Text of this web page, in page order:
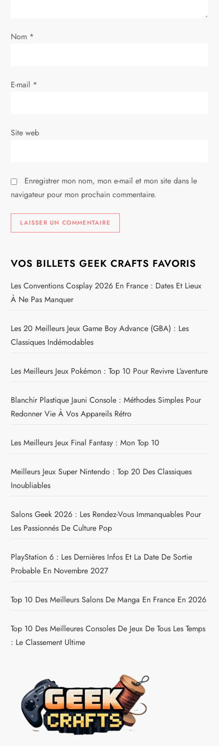
a
t
c
e
Nom *
E-mail *
Site web
Enregistrer mon nom, mon e-mail et mon site dans le
navigateur pour mon prochain commentaire.
VOS BILLETS GEEK CRAFTS FAVORIS
Les Conventions Cosplay 2026 En France : Dates Et Lieux
À Ne Pas Manquer
Les 20 Meilleurs Jeux Game Boy Advance (GBA) : Les
Classiques Indémodables
Les Meilleurs Jeux Pokémon : Top 10 Pour Revivre L’aventure
Blanchir Plastique Jauni Console : Méthodes Simples Pour
Redonner Vie À Vos Appareils Rétro
Les Meilleurs Jeux Final Fantasy : Mon Top 10
Meilleurs Jeux Super Nintendo : Top 20 Des Classiques
Inoubliables
Salons Geek 2026 : Les Rendez-Vous Immanquables Pour
Les Passionnés De Culture Pop
PlayStation 6 : Les Dernières Infos Et La Date De Sortie
Probable En Novembre 2027
Top 10 Des Meilleurs Salons De Manga En France En 2026
Top 10 Des Meilleures Consoles De Jeux De Tous Les Temps
: Le Classement Ultime